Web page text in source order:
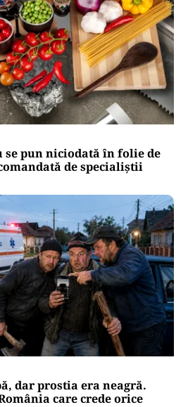
se pun niciodată în folie de
de specialiștii
dar prostia era neagră.
care crede orice